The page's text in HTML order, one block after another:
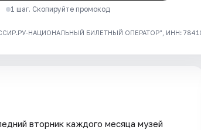
1 шаг. Скопируйте промокод
НАЦИОНАЛЬНЫЙ БИЛЕТНЫЙ ОПЕРАТОР", ИНН:
вторник каждого месяца музей